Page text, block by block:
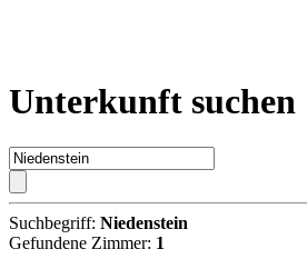
Unterkunft suchen
Suchbegriff: Niedenstein
Gefundene Zimmer: 1